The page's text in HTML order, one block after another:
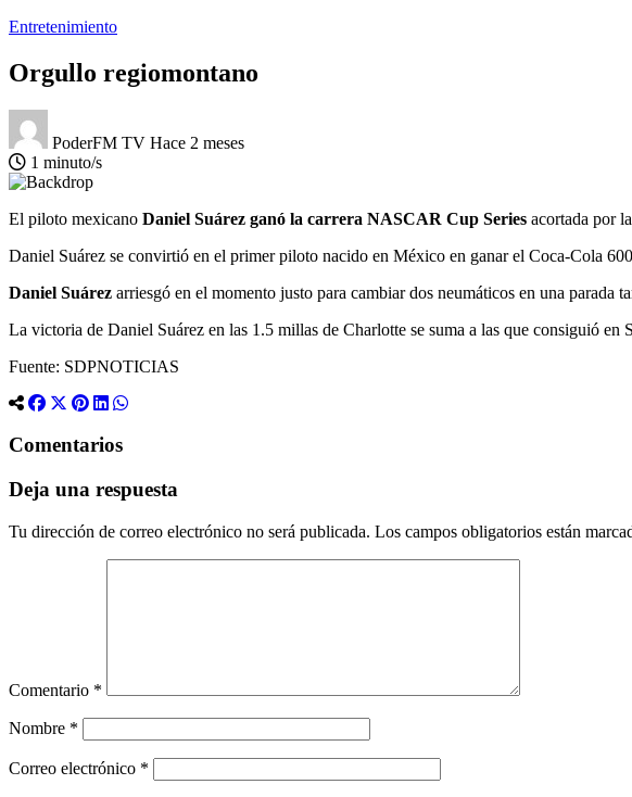
Entretenimiento
Orgullo regiomontano
PoderFM TV Hace 2 meses
1 minuto/s
El piloto mexicano Daniel Suárez ganó la carrera NASCAR Cup Series acortada por
Daniel Suárez se convirtió en el primer piloto nacido en México en ganar el Coca-Cola
Daniel Suárez arriesgó en el momento justo para cambiar dos neumáticos en una
La victoria de Daniel Suárez en las 1.5 millas de Charlotte se suma a las que consiguió
Fuente: SDPNOTICIAS
Comentarios
Deja una respuesta
Tu dirección de correo electrónico no será publicada. Los campos obligatorios están
Comentario *
Nombre *
Correo electrónico *